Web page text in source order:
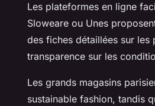
Les plateformes en ligne
Sloweare ou Unes
des fiches détaillées sur les
transparence sur les
Les grands magasins
sustainable fashion, tandis